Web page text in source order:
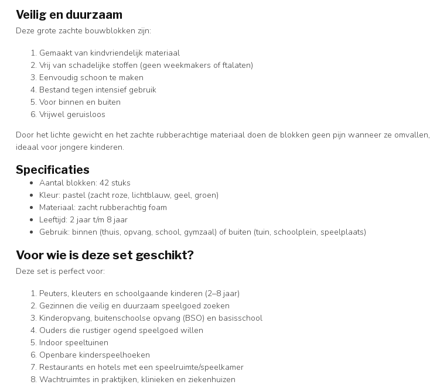
Veilig en duurzaam
Deze grote zachte bouwblokken zijn:
Gemaakt van kindvriendelijk materiaal
Vrij van schadelijke stoffen (geen weekmakers of ftalaten)
Eenvoudig schoon te maken
Bestand tegen intensief gebruik
Voor binnen en buiten
Vrijwel geruisloos
Door het lichte gewicht en het zachte rubberachtige materiaal doen de blokken geen pijn wanneer ze omvallen,
ideaal voor jongere kinderen.
Specificaties
Aantal blokken: 42 stuks
Kleur: pastel (zacht roze, lichtblauw, geel, groen)
Materiaal: zacht rubberachtig foam
Leeftijd: 2 jaar t/m 8 jaar
Gebruik: binnen (thuis, opvang, school, gymzaal) of buiten (tuin, schoolplein, speelplaats)
Voor wie is deze set geschikt?
Deze set is perfect voor:
Peuters, kleuters en schoolgaande kinderen (2–8 jaar)
Gezinnen die veilig en duurzaam speelgoed zoeken
Kinderopvang, buitenschoolse opvang (BSO) en basisschool
Ouders die rustiger ogend speelgoed willen
Indoor speeltuinen
Openbare kinderspeelhoeken
Restaurants en hotels met een speelruimte/speelkamer
Wachtruimtes in praktijken, klinieken en ziekenhuizen